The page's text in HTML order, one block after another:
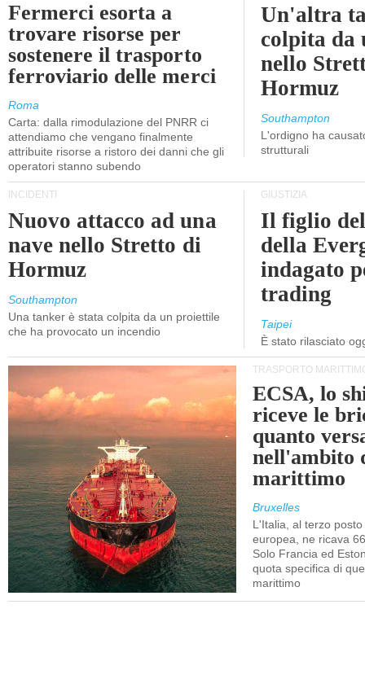
Fermerci esorta a
trovare risorse per
sostenere il trasporto
ferroviario delle merci
Roma
Carta: dalla rimodulazione del PNRR ci
attendiamo che vengano finalmente
attribuite risorse a ristoro dei danni che gli
operatori stanno subendo
Un'altra
colpita da
nello
Hormuz
Southampton
L'ordigno ha
strutturali
INCIDENTI
Nuovo attacco ad una
nave nello Stretto di
Hormuz
Southampton
Una tanker è stata colpita da un proiettile
che ha provocato un incendio
GIUSTIZIA
Il figlio
della
indagato
trading
Taipei
È stato rilasciato
TRASPORTO
ECSA, lo
riceve le
quanto
nell'ambito
marittimo
Bruxelles
L'Italia, al terzo
europea, ne ricava
Solo Francia ed
quota specifica di
marittimo